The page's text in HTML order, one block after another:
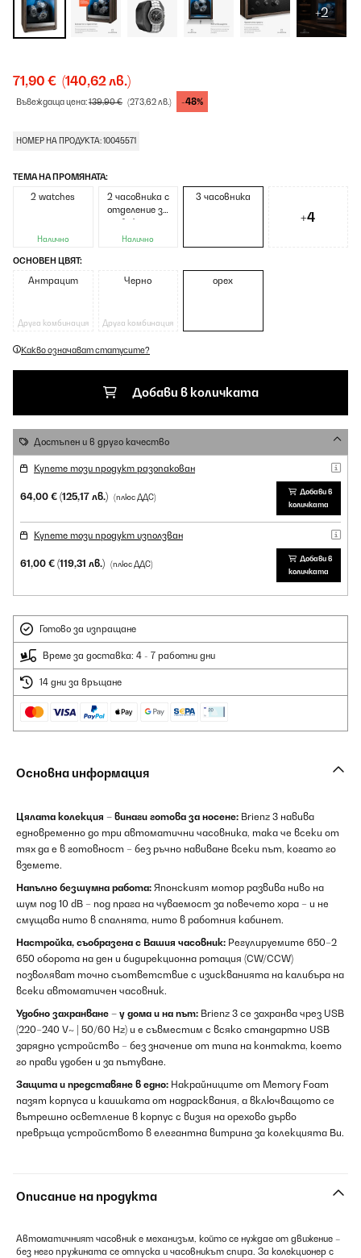
+2
71,90 € (140,62 лв.)
Въвеждаща цена:139,90 € (273,62 лв.) -48%
НОМЕР НА ПРОДУКТА: 10045571
ТЕМА НА ПРОМЯНАТА:
2 watches
Налично
2 часовника с
отделение за
бижута
Налично
3 часовника
+4
ОСНОВЕН ЦВЯТ:
Антрацит
Друга комбинация
Черно
Друга комбинация
орех
Какво означават статусите?
Добави в количката
Достъпен и в друго качество
Купете този продукт разопакован
64,00 € (125,17 лв.) (плюс ДДС)
Добави в
количката
Купете този продукт използван
61,00 € (119,31 лв.) (плюс ДДС)
Добави в
количката
Готово за изпращане
Време за доставка: 4 - 7 работни дни
14 дни за връщане
Основна информация
Цялата колекция – винаги готова за носене: Brienz 3 навива
едновременно до три автоматични часовника, така че всеки от
тях да е в готовност – без ръчно навиване всеки път, когато го
вземете.
Напълно безшумна работа: Японският мотор развива ниво на
шум под 10 dB – под прага на чуваемост за повечето хора – и не
смущава нито в спалнята, нито в работния кабинет.
Настройка, съобразена с Вашия часовник: Регулируемите 650–2
650 оборота на ден и бидирекционна ротация (CW/CCW)
позволяват точно съответствие с изискванията на калибъра на
всеки автоматичен часовник.
Удобно захранване – у дома и на път: Brienz 3 се захранва чрез USB
(220–240 V~ | 50/60 Hz) и е съвместим с всяко стандартно USB
зарядно устройство – без значение от типа на контакта, което
го прави удобен и за пътуване.
Защита и представяне в едно: Накрайниците от Memory Foam
пазят корпуса и каишката от надрасквания, а включващото се
вътрешно осветление в корпус с визия на орехово дърво
превръща устройството в елегантна витрина за колекцията Ви.
Описание на продукта
Автоматичният часовник е механизъм, който се нуждае от движение –
без него пружината се отпуска и часовникът спира. За колекционер с